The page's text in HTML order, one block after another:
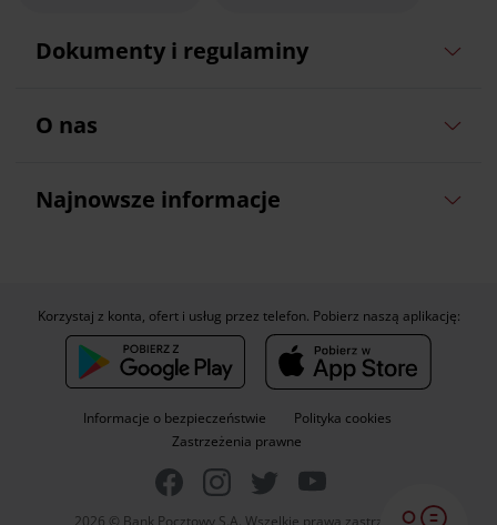
Dokumenty i regulaminy
O nas
Najnowsze informacje
Informacje o bezpieczeństwie
Polityka cookies
Zastrzeżenia prawne
Korzystaj z konta, ofert i usług przez telefon. Pobierz naszą aplikację: